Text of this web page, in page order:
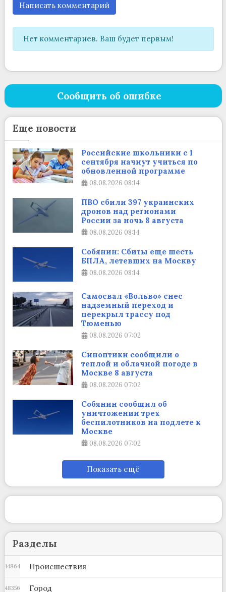
Написать комментарий
Нет комментариев. Ваш будет первым!
Сообщить об ошибке
Еще новости
Российские школьники с 1
сентября начнут учиться по
обновленной программе
08.08.2026 08:14
ПВО сбили 397 украинских
дронов над регионами
России за ночь 8 августа
08.08.2026 08:14
Собянин: Сбиты еще шесть
БПЛА, летевших на Москву
08.08.2026 08:14
Самосвал «Вольво» снес
надземный переход и
перекрыл трассу под
Тюменью
08.08.2026 07:02
Синоптики сообщили о
теплой и облачной погоде в
Москве 8 августа
08.08.2026 07:02
Собянин сообщил об
уничтожении трех
беспилотников на подлете к
Москве
08.08.2026 07:02
Показать ещё
Разделы
Происшествия
14864
Город
48356